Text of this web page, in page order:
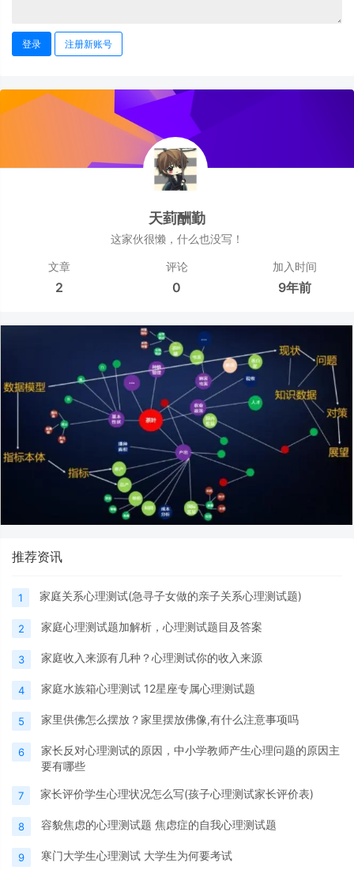
登录 注册新账号
天菿酬勤
这家伙很懒，什么也没写！
文章
2
评论
0
加入时间
9年前
推荐资讯
1 家庭关系心理测试(急寻子女做的亲子关系心理测试题)
2 家庭心理测试题加解析，心理测试题目及答案
3 家庭收入来源有几种？心理测试你的收入来源
4 家庭水族箱心理测试 12星座专属心理测试题
5 家里供佛怎么摆放？家里摆放佛像,有什么注意事项吗
6
家长反对心理测试的原因，中小学教师产生心理问题的原因主
要有哪些
7 家长评价学生心理状况怎么写(孩子心理测试家长评价表)
8 容貌焦虑的心理测试题 焦虑症的自我心理测试题
9 寒门大学生心理测试 大学生为何要考试